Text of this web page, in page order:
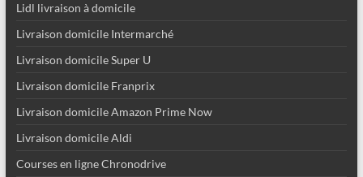
Lidl livraison à domicile
Livraison domicile Intermarché
Livraison domicile Super U
Livraison domicile Franprix
Livraison domicile Amazon Prime Now
Livraison domicile Aldi
Courses en ligne Chronodrive